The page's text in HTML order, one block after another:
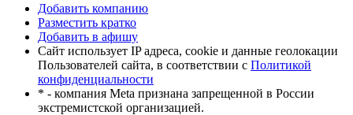
Добавить компанию
Разместить кратко
Добавить в афишу
Сайт использует IP адреса, cookie и данные геолокации
Пользователей сайта, в соответствии с Политикой
конфиденциальности
* - компания Meta признана запрещенной в России
экстремистской организацией.